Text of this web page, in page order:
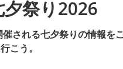
祭り2026
される七夕祭りの情報を
こう。